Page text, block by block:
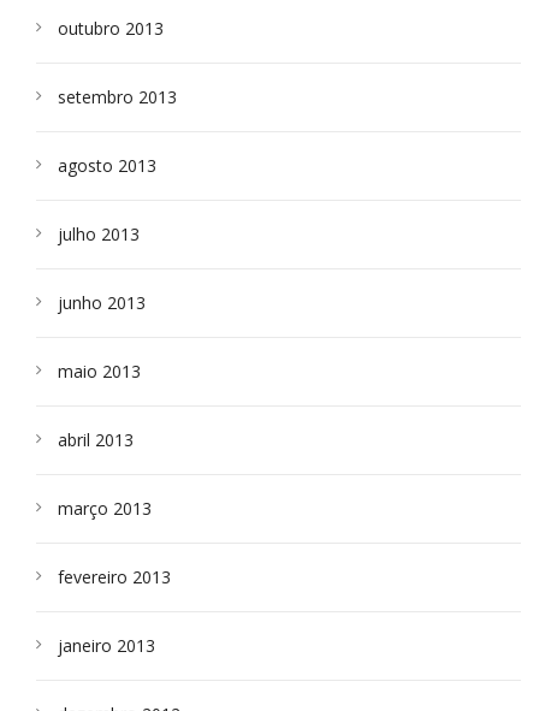
outubro 2013
setembro 2013
agosto 2013
julho 2013
junho 2013
maio 2013
abril 2013
março 2013
fevereiro 2013
janeiro 2013